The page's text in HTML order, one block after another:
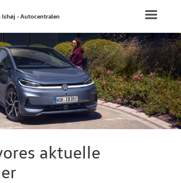
FORSIDE
NYE
Bestil
Toggle
Ishøj - Autocentralen
aktuelle